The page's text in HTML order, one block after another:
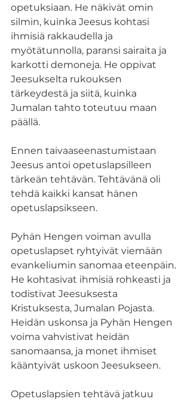
opetuksiaan. He näkivät omin
silmin, kuinka Jeesus kohtasi
ihmisiä rakkaudella ja
myötätunnolla, paransi sairaita ja
karkotti demoneja. He oppivat
Jeesukselta rukouksen
tärkeydestä ja siitä, kuinka
Jumalan tahto toteutuu maan
päällä.
Ennen taivaaseenastumistaan
Jeesus antoi opetuslapsilleen
tärkeän tehtävän. Tehtävänä oli
tehdä kaikki kansat hänen
opetuslapsikseen.
Pyhän Hengen voiman avulla
opetuslapset ryhtyivät viemään
evankeliumin sanomaa eteenpäin.
He kohtasivat ihmisiä rohkeasti ja
todistivat Jeesuksesta
Kristuksesta, Jumalan Pojasta.
Heidän uskonsa ja Pyhän Hengen
voima vahvistivat heidän
sanomaansa, ja monet ihmiset
kääntyivät uskoon Jeesukseen.
Opetuslapsien tehtävä jatkuu